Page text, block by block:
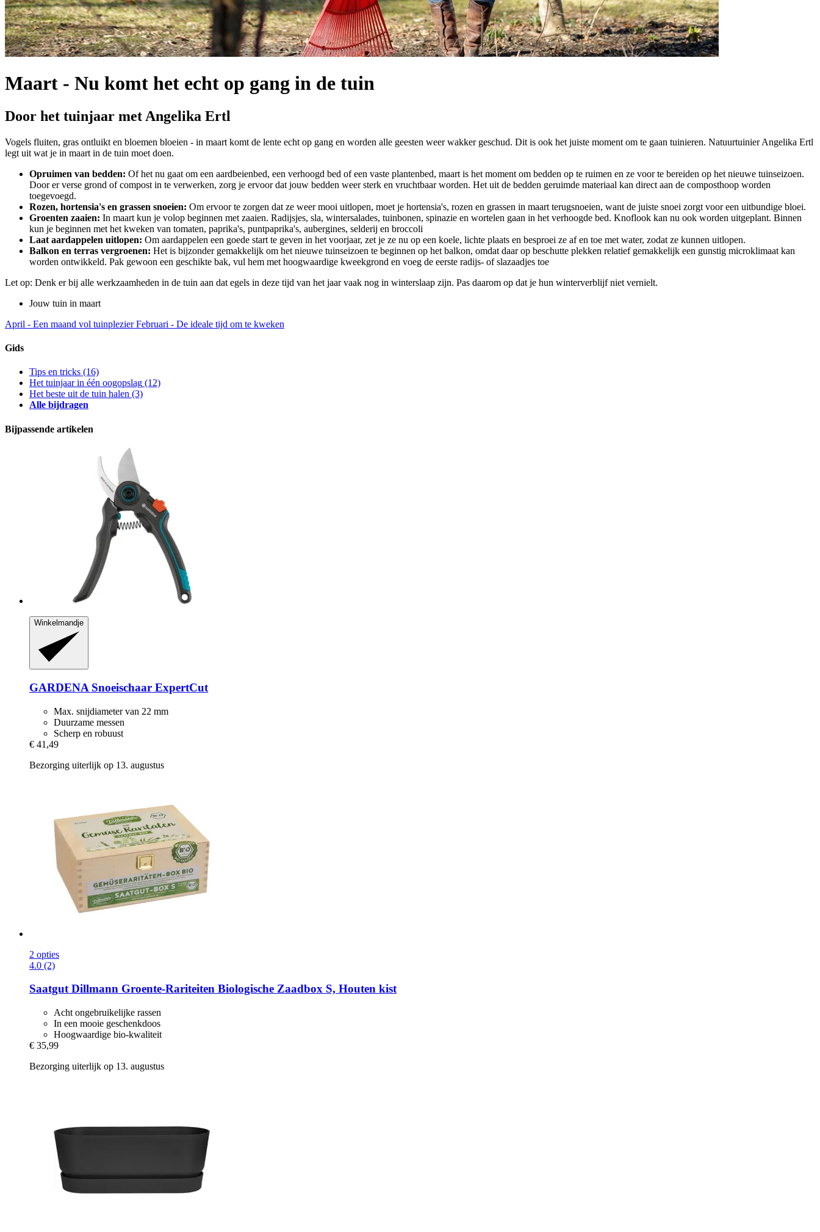
Maart - Nu komt het echt op gang in de tuin
Door het tuinjaar met Angelika Ertl
Vogels fluiten, gras ontluikt en bloemen bloeien - in maart komt de lente echt op gang en worden alle geesten weer wakker geschud. Dit is ook het juiste moment om te gaan tuinieren. Natuurtuinier Angelika Ertl
legt uit wat je in maart in de tuin moet doen.
Opruimen van bedden: Of het nu gaat om een aardbeienbed, een verhoogd bed of een vaste plantenbed, maart is het moment om bedden op te ruimen en ze voor te bereiden op het nieuwe tuinseizoen.
Door er verse grond of compost in te verwerken, zorg je ervoor dat jouw bedden weer sterk en vruchtbaar worden. Het uit de bedden geruimde materiaal kan direct aan de composthoop worden
toegevoegd.
Rozen, hortensia's en grassen snoeien: Om ervoor te zorgen dat ze weer mooi uitlopen, moet je hortensia's, rozen en grassen in maart terugsnoeien, want de juiste snoei zorgt voor een uitbundige bloei.
Groenten zaaien: In maart kun je volop beginnen met zaaien. Radijsjes, sla, wintersalades, tuinbonen, spinazie en wortelen gaan in het verhoogde bed. Knoflook kan nu ook worden uitgeplant. Binnen
kun je beginnen met het kweken van tomaten, paprika's, puntpaprika's, aubergines, selderij en broccoli
Laat aardappelen uitlopen: Om aardappelen een goede start te geven in het voorjaar, zet je ze nu op een koele, lichte plaats en besproei ze af en toe met water, zodat ze kunnen uitlopen.
Balkon en terras vergroenen: Het is bijzonder gemakkelijk om het nieuwe tuinseizoen te beginnen op het balkon, omdat daar op beschutte plekken relatief gemakkelijk een gunstig microklimaat kan
worden ontwikkeld. Pak gewoon een geschikte bak, vul hem met hoogwaardige kweekgrond en voeg de eerste radijs- of slazaadjes toe
Let op: Denk er bij alle werkzaamheden in de tuin aan dat egels in deze tijd van het jaar vaak nog in winterslaap zijn. Pas daarom op dat je hun winterverblijf niet vernielt.
Jouw tuin in maart
April - Een maand vol tuinplezier Februari - De ideale tijd om te kweken
Gids
Tips en tricks (16)
Het tuinjaar in één oogopslag (12)
Het beste uit de tuin halen (3)
Alle bijdragen
Bijpassende artikelen
Winkelmandje
GARDENA Snoeischaar ExpertCut
Max. snijdiameter van 22 mm
Duurzame messen
Scherp en robuust
€ 41,49
Bezorging uiterlijk op 13. augustus
2 opties
4.0 (2)
Saatgut Dillmann Groente-​Rariteiten Biologische Zaadbox S, Houten kist
Acht ongebruikelijke rassen
In een mooie geschenkdoos
Hoogwaardige bio-kwaliteit
€ 35,99
Bezorging uiterlijk op 13. augustus